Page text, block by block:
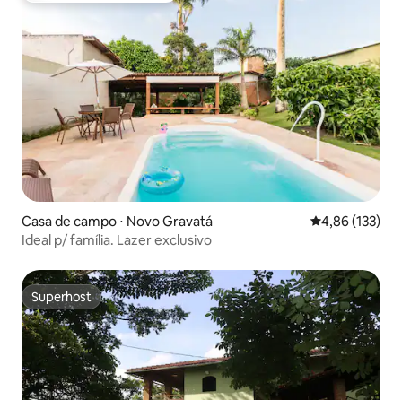
Casa de campo ⋅ Novo Gravatá 4,86 de uma
4,86 (133)
Ideal p/ família. Lazer exclusivo
Superhost
Superhost